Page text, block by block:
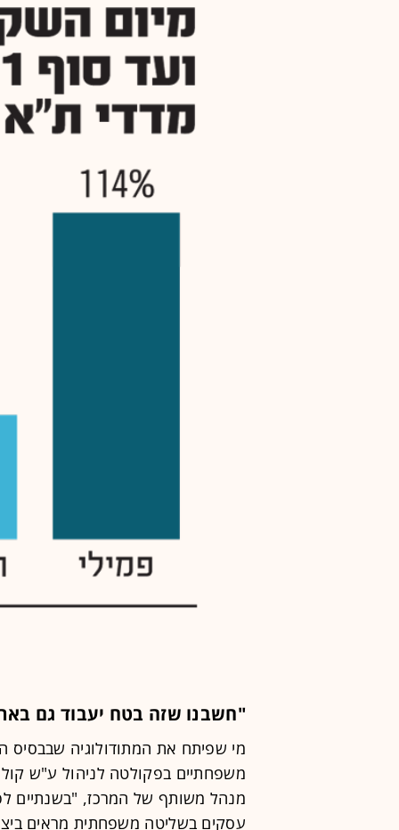
"חשבנו שזה בטח יעבוד גם
מי שפיתח את המתודולוגיה
משפחתיים בפקולטה לניהול ע"ש
מנהל משותף של המרכז, "בשנתיים
עסקים בשליטה משפחתית מראים